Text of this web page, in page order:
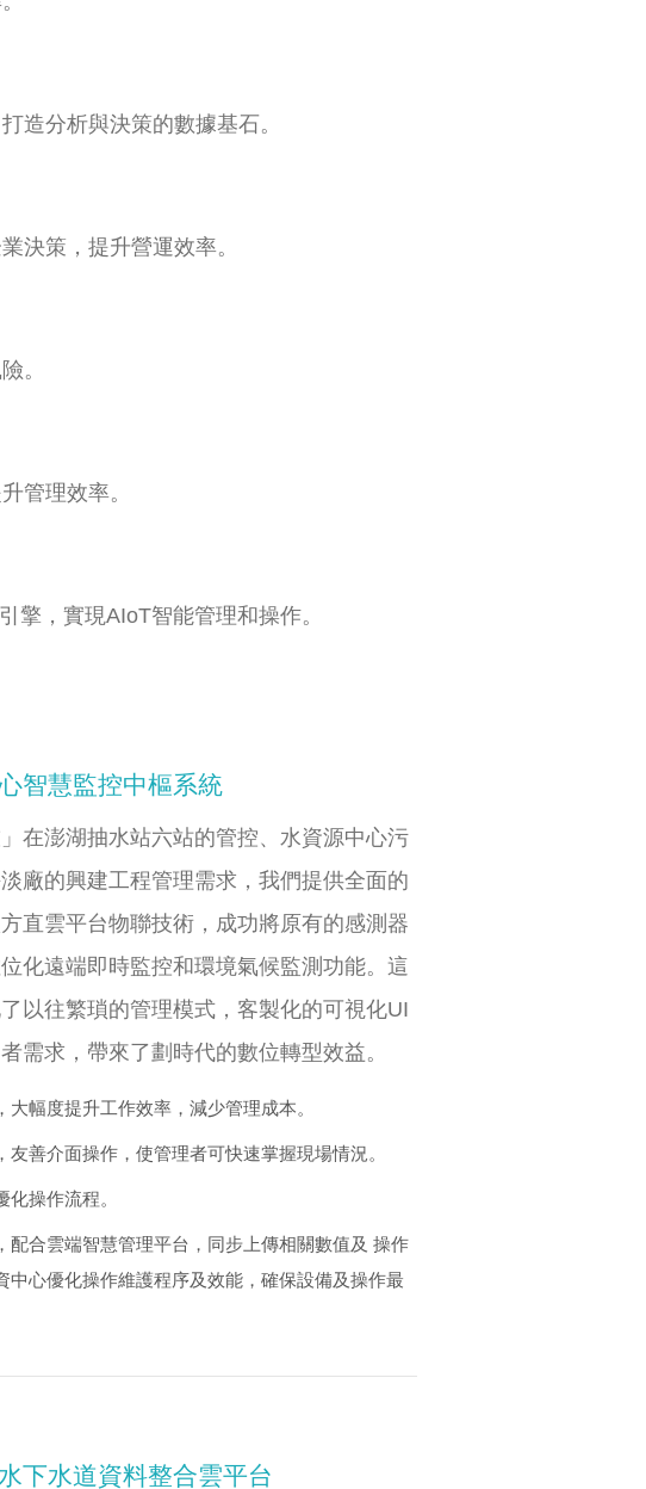
造分析與決策的數據基石。
決策，提升營運效率。
。
管理效率。
，實現AIoT智能管理和操作。
智慧監控中樞系統
在澎湖抽水站六站的管控、水資源中心污
廠的興建工程管理需求，我們提供全面的
直雲平台物聯技術，成功將原有的感測器
化遠端即時監控和環境氣候監測功能。這
以往繁瑣的管理模式，客製化的可視化UI
需求，帶來了劃時代的數位轉型效益。
幅度提升工作效率，減少管理成本。
善介面操作，使管理者可快速掌握現場情況。
操作流程。
配合雲端智慧管理平台，同步上傳相關數值及 操作
中心優化操作維護程序及效能，確保設備及操作最
下水道資料整合雲平台